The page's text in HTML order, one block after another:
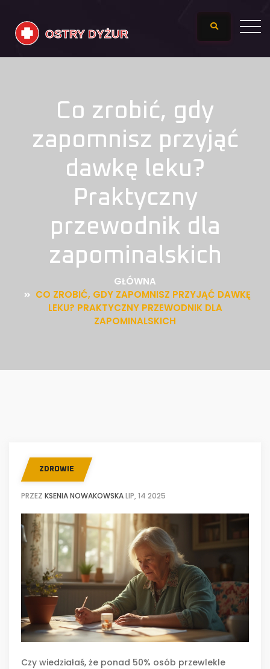
Co zrobić, gdy
zapomnisz przyjąć
dawkę leku?
Praktyczny
przewodnik dla
zapominalskich
GŁÓWNA
CO ZROBIĆ, GDY ZAPOMNISZ PRZYJĄĆ DAWKĘ
LEKU? PRAKTYCZNY PRZEWODNIK DLA
ZAPOMINALSKICH
ZDROWIE
PRZEZ KSENIA NOWAKOWSKALIP, 14 2025
Czy wiedziałaś, że ponad 50% osób przewlekle